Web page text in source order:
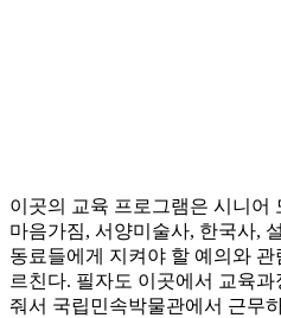
이곳의 교육 프로그램은 시니어
마음가짐, 서양미술사, 한국사,
동료들에게 지켜야 할 예의와
르친다. 필자도 이곳에서 교육
줘서 국립민속박물관에서 근무